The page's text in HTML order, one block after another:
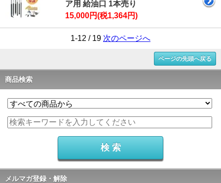
ア用 給油口 1本売り
15,000円(税1,364円)
1-12 / 19 次のページへ
ページの先頭へ戻る
商品検索
メルマガ登録・解除